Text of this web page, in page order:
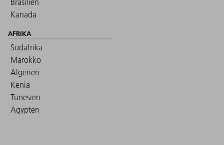
Kanada
AFRIKA
Südafrika
Marokko
Algerien
Kenia
Tunesien
Ägypten